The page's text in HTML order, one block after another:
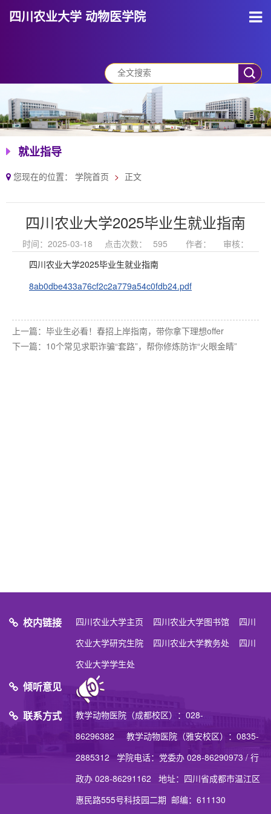
四川农业大学 动物医学院
就业指导
您现在的位置： 学院首页 正文
四川农业大学2025毕业生就业指南
时间：2025-03-18 点击次数： 595 作者：
审核：
四川农业大学2025毕业生就业指南
8ab0dbe433a76cf2c2a779a54c0fdb24.pdf
上一篇： 毕业生必看！春招上岸指南，带你拿下理想offer
下一篇： 10个常见求职诈骗“套路”，帮你修炼防诈“火眼金睛”
校内链接 四川农业大学主页 四川农业大学图书馆
四川
农业大学研究生院
四川农业大学教务处
四川
农业大学学生处
倾听意见
联系方式
教学动物医院（成都校区）：028-
86296382 教学动物医院（雅安校区）：0835-
2885312 学院电话：党委办 028-86290973 / 行
政办 028-86291162 地址：四川省成都市温江区
惠民路555号科技园二期 邮编：611130